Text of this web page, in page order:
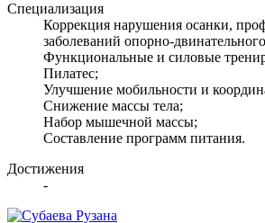
Специализация
Коррекция нарушения осанки,
заболеваний опорно-
Функциональные и силовые
Пилатес;
Улучшение мобильности и
Снижение массы тела;
Набор мышечной массы;
Составление программ питания.
Достижения
-